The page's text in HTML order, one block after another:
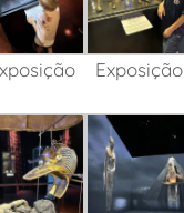
Exposição